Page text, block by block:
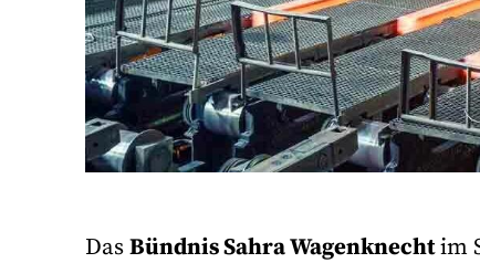
DasBündnis Sahra Wagenknechtim